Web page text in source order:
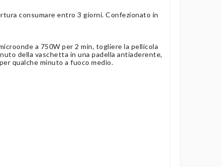
consumare entro 3 giorni. Confezionato in
a 750W per 2 min, togliere la pellicola
della vaschetta in una padella antiaderente,
qualche minuto a fuoco medio.